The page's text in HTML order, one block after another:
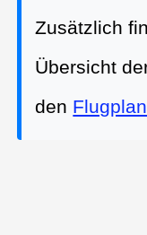
Zusätzlich
Übersicht
den